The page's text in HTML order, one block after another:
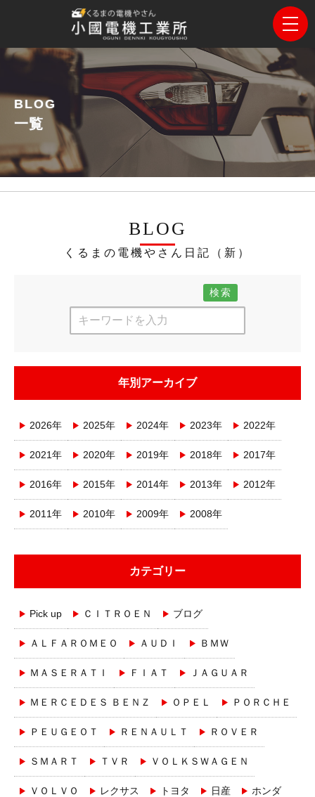
BLOG
一覧
BLOG
くるまの電機やさん日記（新）
検索
年別アーカイブ
2026年 2025年 2024年 2023年 2022年
2021年 2020年 2019年 2018年 2017年
2016年 2015年 2014年 2013年 2012年
2011年 2010年 2009年 2008年
カテゴリー
Pick up ＣＩＴＲＯＥＮ ブログ
ＡＬＦＡＲＯＭＥＯ ＡＵＤＩ ＢＭＷ
ＭＡＳＥＲＡＴＩ ＦＩＡＴ ＪＡＧＵＡＲ
ＭＥＲＣＥＤＥＳ ＢＥＮＺ ＯＰＥＬ ＰＯＲＣＨＥ
ＰＥＵＧＥＯＴ ＲＥＮＡＵＬＴ ＲＯＶＥＲ
ＳＭＡＲＴ ＴＶＲ ＶＯＬＫＳＷＡＧＥＮ
ＶＯＬＶＯ レクサス トヨタ 日産 ホンダ